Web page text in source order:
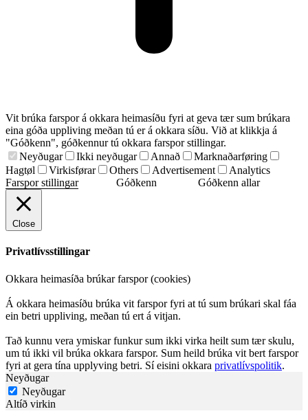
Vit brúka farspor á okkara heimasíðu fyri at geva tær sum brúkara
eina góða uppliving meðan tú er á okkara síðu. Við at klikkja á
"Góðkenn", góðkennur tú okkara farspor stillingar.
Neyðugar
Ikki neyðugar Annað
Marknaðarføring
Hagtøl
Virkisførar Others Advertisement
Analytics
Farspor stillingar
Góðkenn Góðkenn allar
Close
Privatlívsstillingar
Okkara heimasíða brúkar farspor (cookies)
Á okkara heimasíðu brúka vit farspor fyri at tú sum brúkari skal fáa
ein betri uppliving, meðan tú ert á vitjan.
Tað kunnu vera ymiskar funkur sum ikki virka heilt sum tær skulu,
um tú ikki vil brúka okkara farspor. Sum heild brúka vit bert farspor
fyri at gera tína upplyving betri. Sí eisini okkara privatlívspolitik.
Neyðugar
Neyðugar
Altíð virkin